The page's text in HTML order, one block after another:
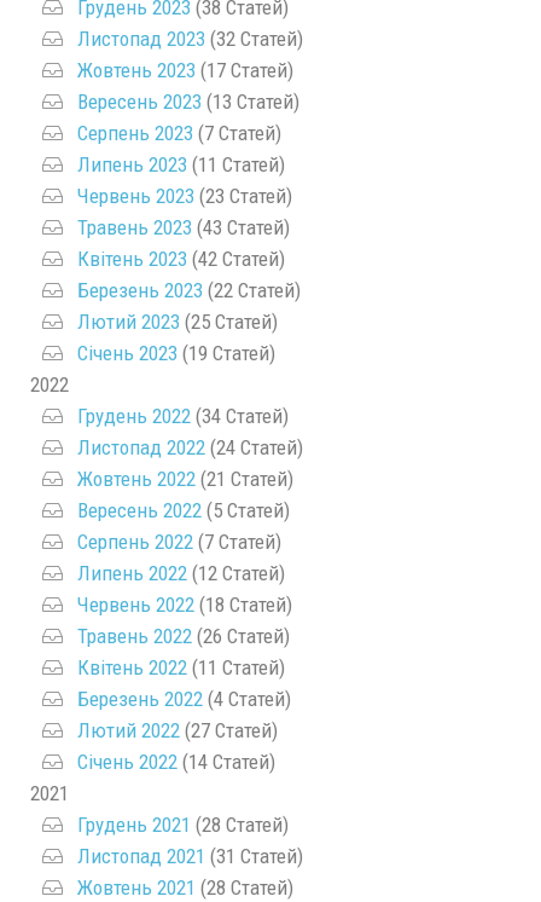
Грудень 2023 (38 Статей)
Листопад 2023 (32 Статей)
Жовтень 2023 (17 Статей)
Вересень 2023 (13 Статей)
Серпень 2023 (7 Статей)
Липень 2023 (11 Статей)
Червень 2023 (23 Статей)
Травень 2023 (43 Статей)
Квітень 2023 (42 Статей)
Березень 2023 (22 Статей)
Лютий 2023 (25 Статей)
Січень 2023 (19 Статей)
2022
Грудень 2022 (34 Статей)
Листопад 2022 (24 Статей)
Жовтень 2022 (21 Статей)
Вересень 2022 (5 Статей)
Серпень 2022 (7 Статей)
Липень 2022 (12 Статей)
Червень 2022 (18 Статей)
Травень 2022 (26 Статей)
Квітень 2022 (11 Статей)
Березень 2022 (4 Статей)
Лютий 2022 (27 Статей)
Січень 2022 (14 Статей)
2021
Грудень 2021 (28 Статей)
Листопад 2021 (31 Статей)
Жовтень 2021 (28 Статей)